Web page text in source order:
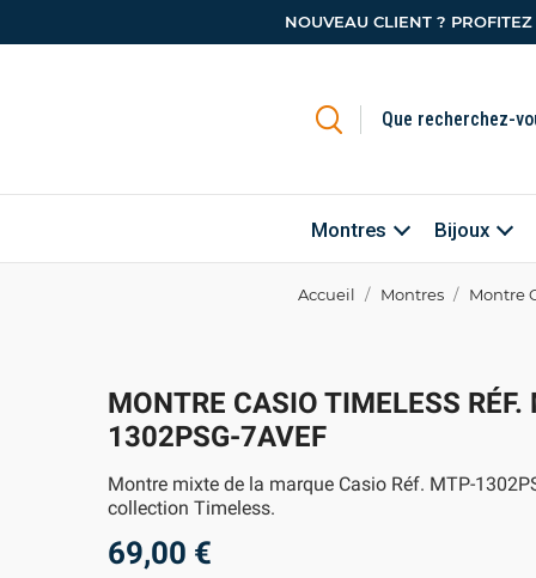
NOUVEAU CLIENT ?
Montres Bijoux
Accueil Montres Montre
MONTRE CASIO TIMELESS RÉF.
1302PSG-7AVEF
Montre mixte de la marque Casio Réf. MTP-
collection Timeless.
69,00 €